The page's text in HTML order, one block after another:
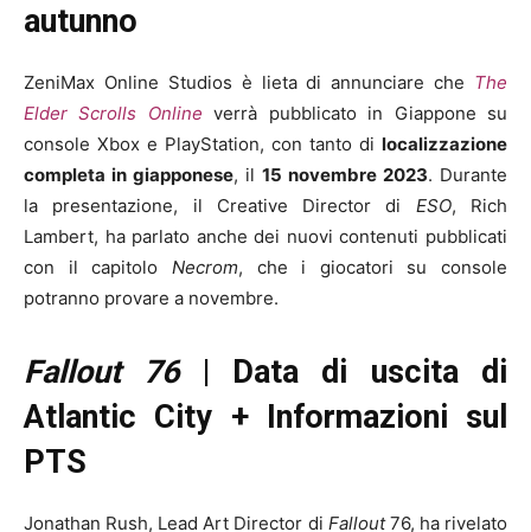
autunno
ZeniMax Online Studios è lieta di annunciare che The
Elder Scrolls Online verrà pubblicato in Giappone su
console Xbox e PlayStation, con tanto di localizzazione
completa in giapponese, il 15 novembre 2023. Durante
la presentazione, il Creative Director di ESO, Rich
Lambert, ha parlato anche dei nuovi contenuti pubblicati
con il capitolo Necrom, che i giocatori su console
potranno provare a novembre.
Fallout 76
| Data di uscita di
Atlantic City + Informazioni sul
PTS
Jonathan Rush, Lead Art Director di Fallout76, ha rivelato